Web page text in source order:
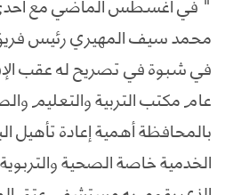
محمد سيف المهيري رئيس فريق
في شبوة في تصريح له عقب
عام مكتب التربية والتعليم
بالمحافظة أهمية إعادة تأهيل
الخدمية خاصة الصحية